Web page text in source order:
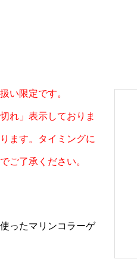
い限定です。
れ」表示しておりま
ます。タイミングに
ご了承ください。
ったマリンコラーゲ